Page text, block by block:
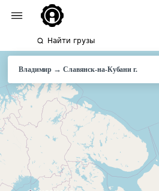
Найти грузы
Владимир → Славянск-на-Кубаниг.